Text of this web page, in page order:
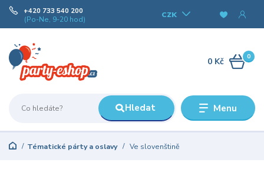
Menu
CZK
Hledat
+420 733 540 200
(Po-Ne, 9-20 hod)
0
0 Kč
Tématické párty a oslavy Ve slovenštině